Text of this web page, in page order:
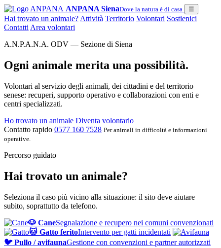
ANPANA SienaDove la natura è di casa ☰
Hai trovato un animale? Attività Territorio Volontari Sostienici
Contatti Area volontari
A.N.P.A.N.A. ODV — Sezione di Siena
Ogni animale merita una possibilità.
Volontari al servizio degli animali, dei cittadini e del territorio
senese: recuperi, supporto operativo e collaborazioni con enti e
centri specializzati.
Ho trovato un animale Diventa volontario
Contatto rapido 0577 160 7528 Per animali in difficoltà e informazioni
operative.
Percorso guidato
Hai trovato un animale?
Seleziona il caso più vicino alla situazione: il sito deve aiutare
subito, soprattutto da telefono.
🐶 CaneSegnalazione e recupero nei comuni convenzionati
🐱 Gatto feritoIntervento per gatti incidentati
🐦 Pullo / avifaunaGestione con convenzioni e partner autorizzati